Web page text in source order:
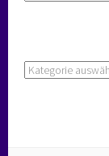
Kategorien